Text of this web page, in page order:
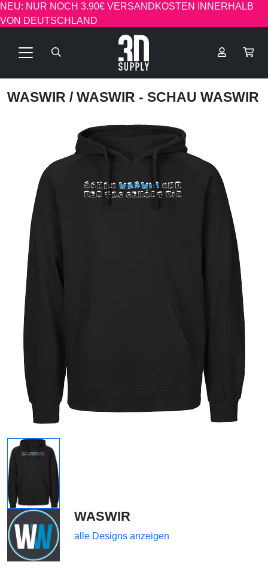
NEU: NUR NOCH 3.90€ VERSANDKOSTEN INNERHALB
VON DEUTSCHLAND
WASWIR / WASWIR - SCHAU WASWIR
WASWIR
alle Designs anzeigen